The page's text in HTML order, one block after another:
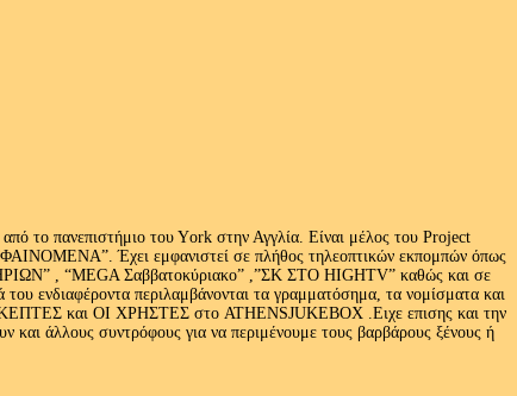
το πανεπιστήμιο του Υork στην Αγγλία. Είναι μέλος του Project
Έχει εμφανιστεί σε πλήθος τηλεοπτικών εκπομπών όπως
Σαββατοκύριακο” ,”ΣΚ ΣΤΟ HIGHTV” καθώς και σε
ενδιαφέροντα περιλαμβάνονται τα γραμματόσημα, τα νομίσματα και
και ΟΙ ΧΡΗΣΤΕΣ στο ATHENSJUKEBOX .Ειχε επισης και την
άλλους συντρόφους για να περιμένουμε τους βαρβάρους ξένους ή